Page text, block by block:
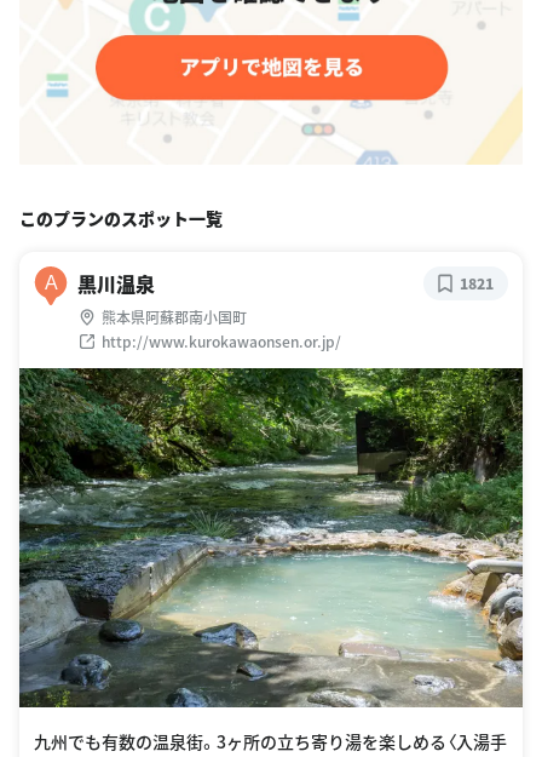
このプランのスポット一覧
A 黒川温泉
熊本県阿蘇郡南小国町
http://www.kurokawaonsen.or.jp/
1821
九州でも有数の温泉街。3ヶ所の立ち寄り湯を楽しめる〈入湯手